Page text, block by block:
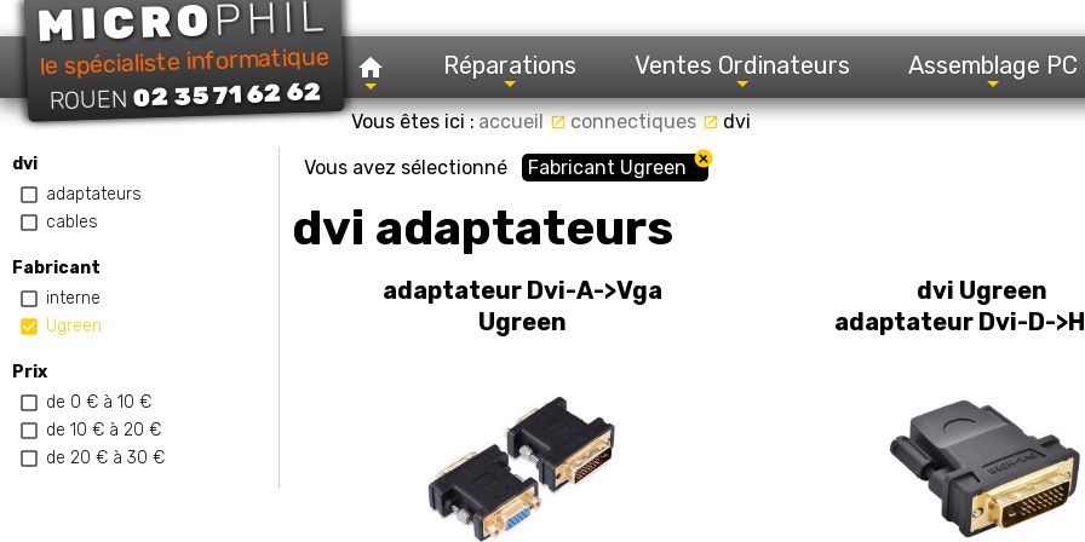
MICROPHIL
le spécialiste informatique
ROUEN 02 35 71 62 62
Réparations Ventes Ordinateurs Assemblage PC
Vous êtes ici :accueil launch connectiques launch dvi
dvi
adaptateurs
cables
Fabricant
interne
Ugreen
Prix
de 0 € à 10 €
de 10 € à 20 €
de 20 € à 30 €
Vous avez sélectionné Fabricant Ugreen
dvi adaptateurs
adaptateur Dvi-A->Vga
Ugreen
dvi Ugreen
adaptateur Dvi-D-